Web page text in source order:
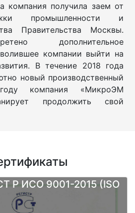
компания получила заем от
промышленности и
Правительства Москвы.
дополнительное
компании выйти на
В течение 2018 года
новый производственный
компания «МикроЭМ
продолжить свой
Р ИСО 9001-2015 (ISO